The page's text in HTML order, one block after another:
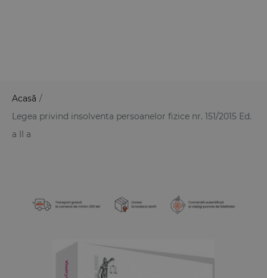
Acasă /
Legea privind insolventa persoanelor fizice nr. 151/2015 Ed.
a II a